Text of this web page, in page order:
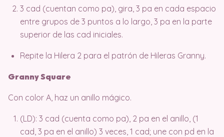
3 cad (cuentan como pa), gira, 3 pa en cada espacio
entre grupos de 3 puntos a lo largo, 3 pa en la parte
superior de las cad iniciales.
Repite la Hilera 2 para el patrón de Hileras Granny.
Granny Square
Con color A, haz un anillo mágico.
(LD): 3 cad (cuenta como pa), 2 pa en el anillo, (1
cad, 3 pa en el anillo) 3 veces, 1 cad; une con pd en la